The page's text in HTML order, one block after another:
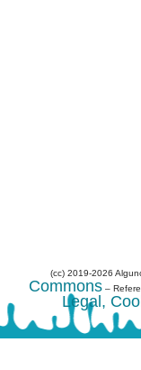
(cc) 2019-2026
Commons –
Legal,